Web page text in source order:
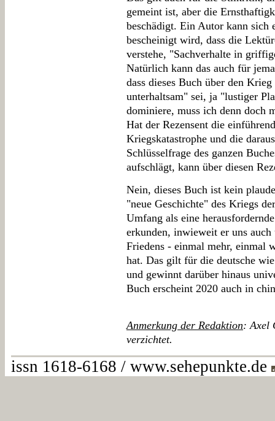
gemeint ist, aber die
beschädigt. Ein Autor kann sich
bescheinigt wird, dass die
verstehe, "Sachverhalte in
Natürlich kann das auch für
dass dieses Buch über den
unterhaltsam" sei, ja "lustiger
dominiere, muss ich denn doch
Hat der Rezensent die
Kriegskatastrophe und die
Schlüsselfrage des ganzen
aufschlägt, kann über diesen
Nein, dieses Buch ist kein
"neue Geschichte" des Kriegs
Umfang als eine
erkunden, inwieweit er uns auch
Friedens - einmal mehr, einmal
hat. Das gilt für die deutsche
und gewinnt darüber hinaus
Buch erscheint 2020 auch in
Anmerkung der Redaktion: Axel
verzichtet.
issn 1618-6168 / www.sehepunkte.de